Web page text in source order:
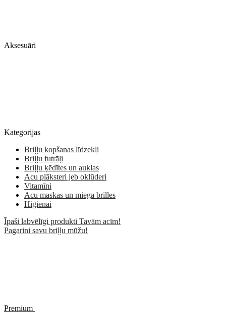
Aksesuāri
Kategorijas
Briļļu kopšanas līdzekļi
Briļļu futrāļi
Briļļu ķēdītes un auklas
Acu plāksteri jeb oklūderi
Vitamīni
Acu maskas un miega brilles
Higiēnai
Īpaši labvēlīgi produkti Tavām acīm!
Pagarini savu briļļu mūžu!
Premium